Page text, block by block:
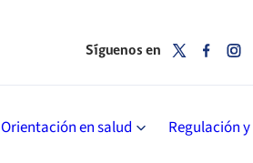
Orientación en salud Regulación
Síguenos en